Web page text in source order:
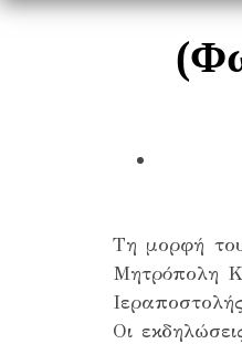
Τη μορφή
Μητρόπολη
Οι